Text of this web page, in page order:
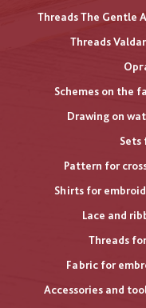
Threads The Gentle
Threads
Schemes on the
Drawing on
Pattern for
Shirts for
Lace and
Threads
Fabric for
Accessories and